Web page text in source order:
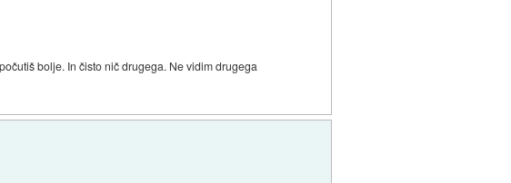
bolje. In čisto nič drugega. Ne vidim drugega